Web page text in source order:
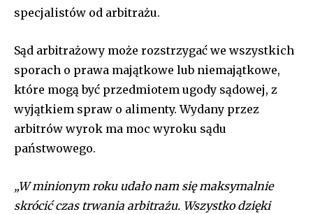
specjalistów od arbitrażu.
Sąd arbitrażowy może rozstrzygać we wszystkich
sporach o prawa majątkowe lub niemajątkowe,
które mogą być przedmiotem ugody sądowej, z
wyjątkiem spraw o alimenty. Wydany przez
arbitrów wyrok ma moc wyroku sądu
państwowego.
„W minionym roku udało nam się maksymalnie
skrócić czas trwania arbitrażu. Wszystko dzięki